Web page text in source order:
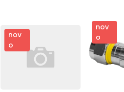
nov
o
nov
o